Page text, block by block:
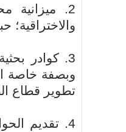
2. ميزانية
والاختراقية؛
3. كوادر
وبصفة خاصة
تطوير قطاع
4. تقديم